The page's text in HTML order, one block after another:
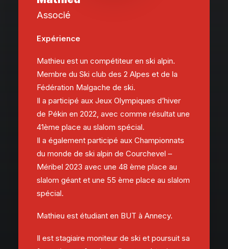
Associé
Expérience
Mathieu est un compétiteur en ski alpin.
Membre du Ski club des 2 Alpes et de la
Fédération Malgache de ski.
Il a participé aux Jeux Olympiques d’hiver
de Pékin en 2022, avec comme résultat une
41ème place au slalom spécial.
Il a également participé aux Championnats
du monde de ski alpin de Courchevel –
Méribel 2023 avec une 48 ème place au
slalom géant et une 55 ème place au slalom
spécial.
Mathieu est étudiant en BUT à Annecy.
Il est stagiaire moniteur de ski et poursuit sa